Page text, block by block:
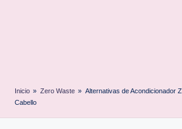
Inicio » Zero Waste » Alternativas de Acondicionador
Cabello